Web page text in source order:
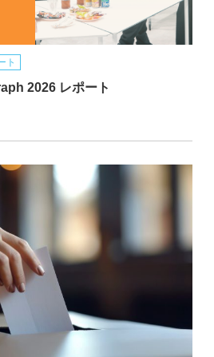
ト
2026 レポート